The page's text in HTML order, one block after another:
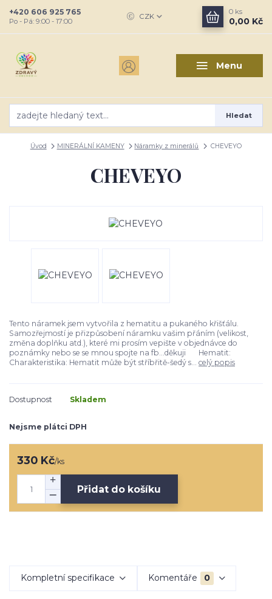
Menu
CZK
Hledat
+420 606 925 765
Po - Pá: 9:00 - 17:00
0 ks
0,00 Kč
Úvod MINERÁLNÍ KAMENY Náramky z minerálů CHEVEYO
CHEVEYO
Tento náramek jsem vytvořila z hematitu a pukaného křišťálu.
Samozřejmostí je přizpůsobení náramku vašim přáním (velikost,
změna doplňku atd.), které mi prosím vepište v objednávce do
poznámky nebo se se mnou spojte na fb...děkuji Hematit:
Charakteristika: Hematit může být stříbřitě-šedý s... celý popis
Dostupnost Skladem
Nejsme plátci DPH
330 Kč/ks
Přidat do košíku
Kompletní specifikace Komentáře 0